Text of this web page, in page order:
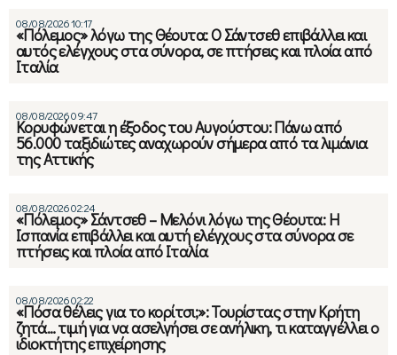
08/08/2026 10:17
«Πόλεμος» λόγω της Θέουτα: Ο Σάντσεθ επιβάλλει και
αυτός ελέγχους στα σύνορα, σε πτήσεις και πλοία από
Ιταλία
08/08/2026 09:47
Κορυφώνεται η έξοδος του Αυγούστου: Πάνω από
56.000 ταξιδιώτες αναχωρούν σήμερα από τα λιμάνια
της Αττικής
08/08/2026 02:24
«Πόλεμος» Σάντσεθ – Μελόνι λόγω της Θέουτα: Η
Ισπανία επιβάλλει και αυτή ελέγχους στα σύνορα σε
πτήσεις και πλοία από Ιταλία
08/08/2026 02:22
«Πόσα θέλεις για το κορίτσι;»: Τουρίστας στην Κρήτη
ζητά… τιμή για να ασελγήσει σε ανήλικη, τι καταγγέλλει ο
ιδιοκτήτης επιχείρησης